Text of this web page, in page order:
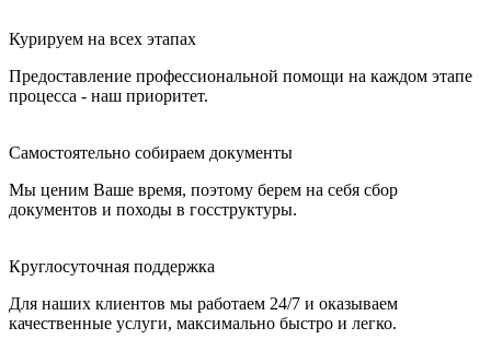
Курируем на всех этапах
Предоставление профессиональной помощи на каждом этапе
процесса - наш приоритет.
Самостоятельно собираем документы
Мы ценим Ваше время, поэтому берем на себя сбор
документов и походы в госструктуры.
Круглосуточная поддержка
Для наших клиентов мы работаем 24/7 и оказываем
качественные услуги, максимально быстро и легко.